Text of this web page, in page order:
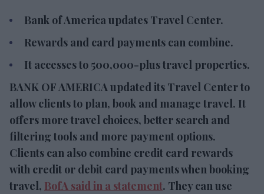
Bank of America updates Travel Center.
Rewards and card payments can combine.
It accesses to 500,000-plus travel properties.
BANK OF AMERICA updated its Travel Center to
allow clients to plan, book and manage travel. It
offers more travel choices, better search and
filtering tools and more payment options.
Clients can also combine credit card rewards
with credit or debit card payments when booking
travel, BofA said in a statement. They can use